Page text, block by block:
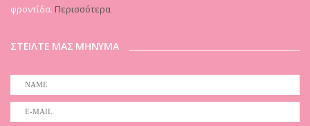
φροντίδα. Περισσότερα
ΣΤΕΙΛΤΕ ΜΑΣ ΜΗΝΥΜΑ